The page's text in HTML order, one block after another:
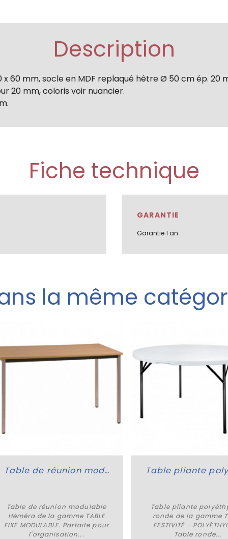
Description
60 mm, socle en MDF replaqué hêtre Ø 50 cm ép. 20
20 mm, coloris voir nuancier.
Fiche technique
GARANTIE
Garantie 1 an
la même
Plus de détails
Table de réunion modulable Héméra
Table de réunion modulable
Héméra de la gamme TABLE
FIXE MODULABLE. Parfaite pour
l'organisation...
Plus de détails
Table pliante
ronde de la gamme
FESTIVITÉ -
Table ronde...